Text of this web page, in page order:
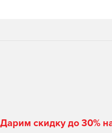
скидку до 30%